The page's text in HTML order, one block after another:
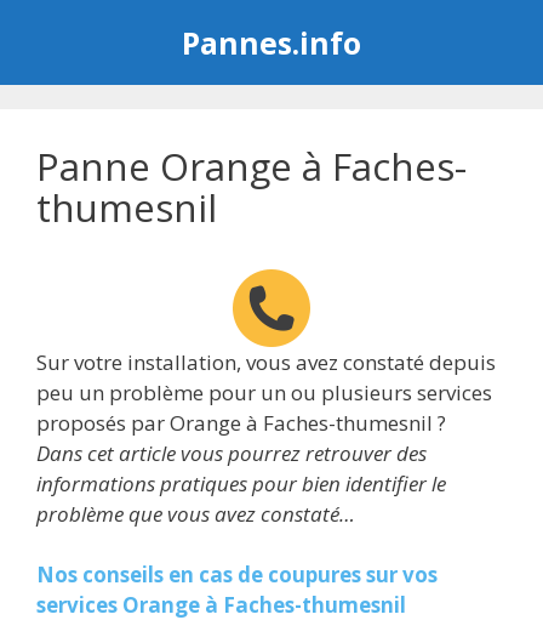
Pannes.info
Panne Orange à Faches-
thumesnil
Sur votre installation, vous avez constaté depuis
peu un problème pour un ou plusieurs services
proposés par Orange à Faches-thumesnil ?
Dans cet article vous pourrez retrouver des
informations pratiques pour bien identifier le
problème que vous avez constaté…
Nos conseils en cas de coupures sur vos
services Orange à Faches-thumesnil